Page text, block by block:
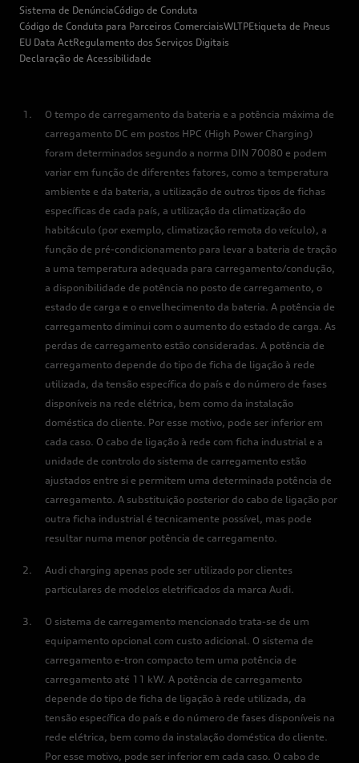
Sistema de DenúnciaCódigo de Conduta
Código de Conduta para Parceiros ComerciaisWLTPEtiqueta de Pneus
EU Data ActRegulamento dos Serviços Digitais
Declaração de Acessibilidade
O tempo de carregamento da bateria e a potência máxima de
carregamento DC em postos HPC (High Power Charging)
foram determinados segundo a norma DIN 70080 e podem
variar em função de diferentes fatores, como a temperatura
ambiente e da bateria, a utilização de outros tipos de fichas
específicas de cada país, a utilização da climatização do
habitáculo (por exemplo, climatização remota do veículo), a
função de pré-condicionamento para levar a bateria de tração
a uma temperatura adequada para carregamento/condução,
a disponibilidade de potência no posto de carregamento, o
estado de carga e o envelhecimento da bateria. A potência de
carregamento diminui com o aumento do estado de carga. As
perdas de carregamento estão consideradas. A potência de
carregamento depende do tipo de ficha de ligação à rede
utilizada, da tensão específica do país e do número de fases
disponíveis na rede elétrica, bem como da instalação
doméstica do cliente. Por esse motivo, pode ser inferior em
cada caso. O cabo de ligação à rede com ficha industrial e a
unidade de controlo do sistema de carregamento estão
ajustados entre si e permitem uma determinada potência de
carregamento. A substituição posterior do cabo de ligação por
outra ficha industrial é tecnicamente possível, mas pode
resultar numa menor potência de carregamento.
Audi charging apenas pode ser utilizado por clientes
particulares de modelos eletrificados da marca Audi.
O sistema de carregamento mencionado trata-se de um
equipamento opcional com custo adicional. O sistema de
carregamento e-tron compacto tem uma potência de
carregamento até 11 kW. A potência de carregamento
depende do tipo de ficha de ligação à rede utilizada, da
tensão específica do país e do número de fases disponíveis na
rede elétrica, bem como da instalação doméstica do cliente.
Por esse motivo, pode ser inferior em cada caso. O cabo de